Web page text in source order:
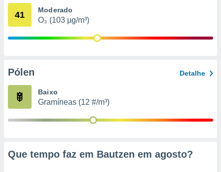
estudos
e
1199
41 Moderado
O₃ (103 µg/m³)
Pólen Detalhe
Baixo
Gramíneas (12 #/m³)
Que tempo faz em Bautzen em agosto?